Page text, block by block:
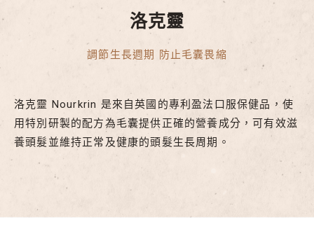
洛克靈
調節生長週期 防止毛囊畏縮
洛克靈 Nourkrin 是來自英國的專利盈法口服保健品，使
用特別研製的配方為毛囊提供正確的營養成分，可有效滋
養頭髮並維持正常及健康的頭髮生長周期。